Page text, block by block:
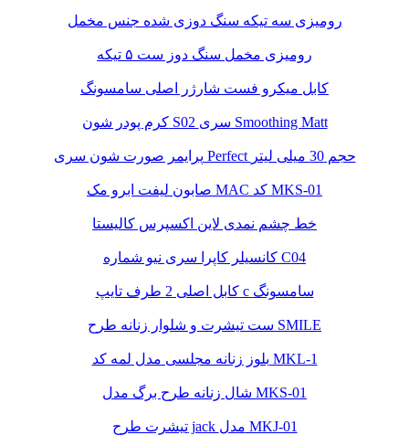
رومیزی سه تیکه سنگ دوزی شده جنس مخمل
رومیزی مخمل سنگ دوز ست ۵ تیکه
کابل میکرو فست شارژر اصلی سامسونگ
کرم پودر شون S02 سری Smoothing Matt
پرایمر صورت شون سری Perfect حجم 30 میلی لیتر
صابون لیفت ابرو مک MAC کد MKS-01
خط چشم نمدی لاین اکسپرس کالیستا
کانسیلر کاپرا سری نیو شماره C04
کابل اصلی 2 طرف تایپ c سامسونگ
ست تیشرت و شلوار زنانه طرح SMILE
بلوز زنانه مجلسی مدل لمه کد MKL-1
شال زنانه طرح برگ مدل MKS-01
تیشرت طرح jack مدل MKJ-01